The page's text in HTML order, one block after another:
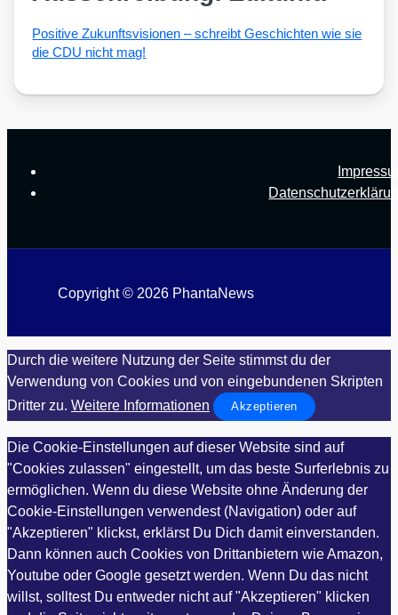
Posi­ti­ve Zukunfts­vi­sio­nen – schreibt Geschich­ten wie sie
die CDU nicht mag!
Copyright © 2026 PhantaNews
Durch die weitere Nutzung der Seite stimmst du der
Verwendung von Cookies und von eingebundenen Skripten
Dritter zu. Weitere Informationen Akzeptieren
Die Cookie-Einstellungen auf dieser Website sind auf
"Cookies zulassen" eingestellt, um das beste Surferlebnis zu
ermöglichen. Wenn du diese Website ohne Änderung der
Cookie-Einstellungen verwendest (Navigation) oder auf
"Akzeptieren" klickst, erklärst Du Dich damit einverstanden.
Dann können auch Cookies von Drittanbietern wie Amazon,
Youtube oder Google gesetzt werden. Wenn Du das nicht
willst, solltest Du entweder nicht auf "Akzeptieren" klicken